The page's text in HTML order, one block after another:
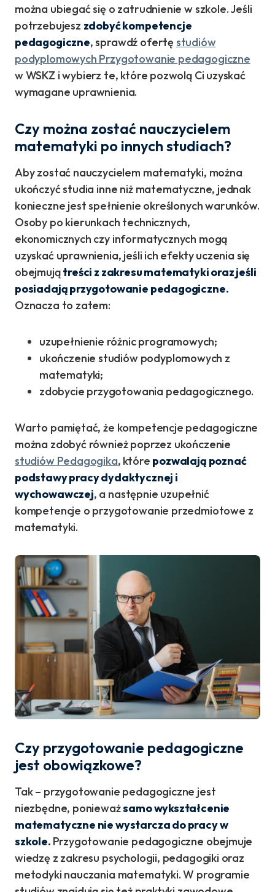
można ubiegać się o zatrudnienie w szkole. Jeśli
potrzebujesz zdobyć kompetencje
pedagogiczne, sprawdź ofertę studiów
podyplomowych Przygotowanie pedagogiczne
w WSKZ i wybierz te, które pozwolą Ci uzyskać
wymagane uprawnienia.
Czy można zostać nauczycielem
matematyki po innych studiach?
Aby zostać nauczycielem matematyki, można
ukończyć studia inne niż matematyczne, jednak
konieczne jest spełnienie określonych warunków.
Osoby po kierunkach technicznych,
ekonomicznych czy informatycznych mogą
uzyskać uprawnienia, jeśli ich efekty uczenia się
obejmujątreści z zakresu matematyki oraz jeśli
posiadają przygotowanie pedagogiczne.
Oznacza to zatem:
uzupełnienie różnic programowych;
ukończenie studiów podyplomowych z
matematyki;
zdobycie przygotowania pedagogicznego.
Warto pamiętać, że kompetencje pedagogiczne
można zdobyć również poprzez ukończenie
studiów Pedagogika, które pozwalają poznać
podstawy pracy dydaktycznej i
wychowawczej, a następnie uzupełnić
kompetencje o przygotowanie przedmiotowe z
matematyki.
Czy przygotowanie pedagogiczne
jest obowiązkowe?
Tak – przygotowanie pedagogiczne jest
niezbędne, ponieważsamo wykształcenie
matematyczne nie wystarcza do pracy w
szkole. Przygotowanie pedagogiczne obejmuje
wiedzę z zakresu psychologii, pedagogiki oraz
metodyki nauczania matematyki. W programie